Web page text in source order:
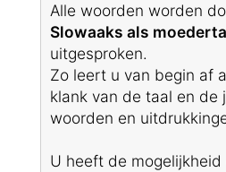
Alle woorden worden
Slowaaks als
uitgesproken.
Zo leert u van begin af
klank van de taal en de
woorden en
U heeft de